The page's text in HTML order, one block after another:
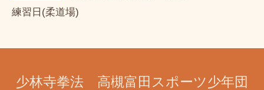
練習日(柔道場)
少林寺拳法 高槻富田スポーツ少年団